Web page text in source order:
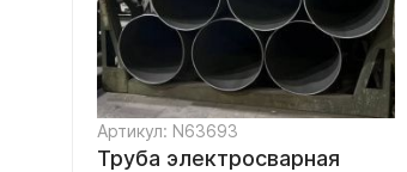
Артикул: N63693
Труба электросварная